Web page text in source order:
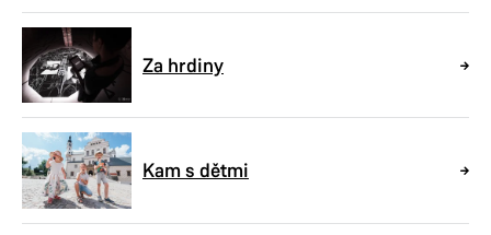
Za hrdiny
Kam s dětmi